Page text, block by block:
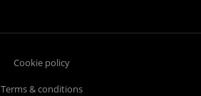
Cookie policy
Terms & conditions